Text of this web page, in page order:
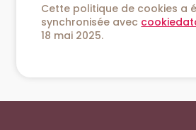
Cette politique de cookies a
synchronisée avec
18 mai 2025.